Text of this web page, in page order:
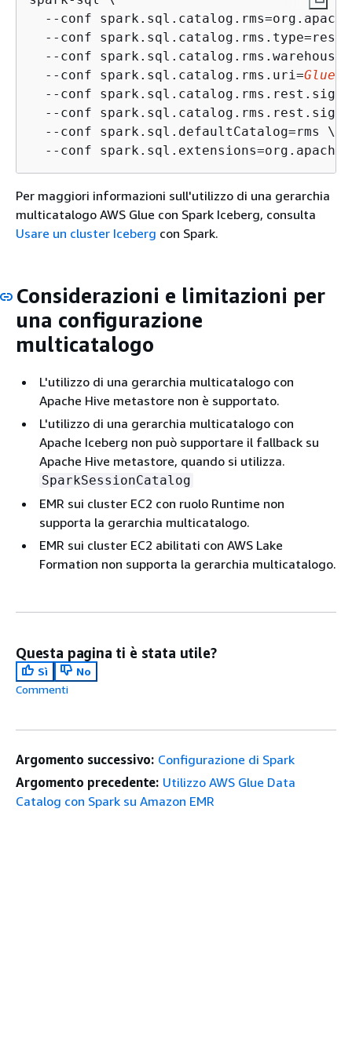
--conf
--conf spark.sql.catalog.rms.type=rest
  --conf spark.sql.catalog.rms.warehouse=
  --conf spark.sql.catalog.rms.uri=
Glue
--conf
--conf
  --conf spark.sql.defaultCatalog=rms \
--conf
Per maggiori informazioni sull'utilizzo di una gerarchia
multicatalogo AWS Glue con Spark Iceberg, consulta
Usare un cluster Iceberg con Spark.
Considerazioni e limitazioni per
una configurazione
multicatalogo
L'utilizzo di una gerarchia multicatalogo con
Apache Hive metastore non è supportato.
L'utilizzo di una gerarchia multicatalogo con
Apache Iceberg non può supportare il fallback su
Apache Hive metastore, quando si utilizza.
SparkSessionCatalog
EMR sui cluster EC2 con ruolo Runtime non
supporta la gerarchia multicatalogo.
EMR sui cluster EC2 abilitati con AWS Lake
Formation non supporta la gerarchia multicatalogo.
Questa pagina ti è stata utile?
Sì
No
Commenti
Argomento successivo: Configurazione di Spark
Argomento precedente: Utilizzo AWS Glue Data
Catalog con Spark su Amazon EMR